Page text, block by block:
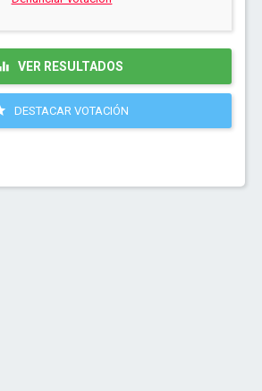
VER RESULTADOS
DESTACAR VOTACIÓN